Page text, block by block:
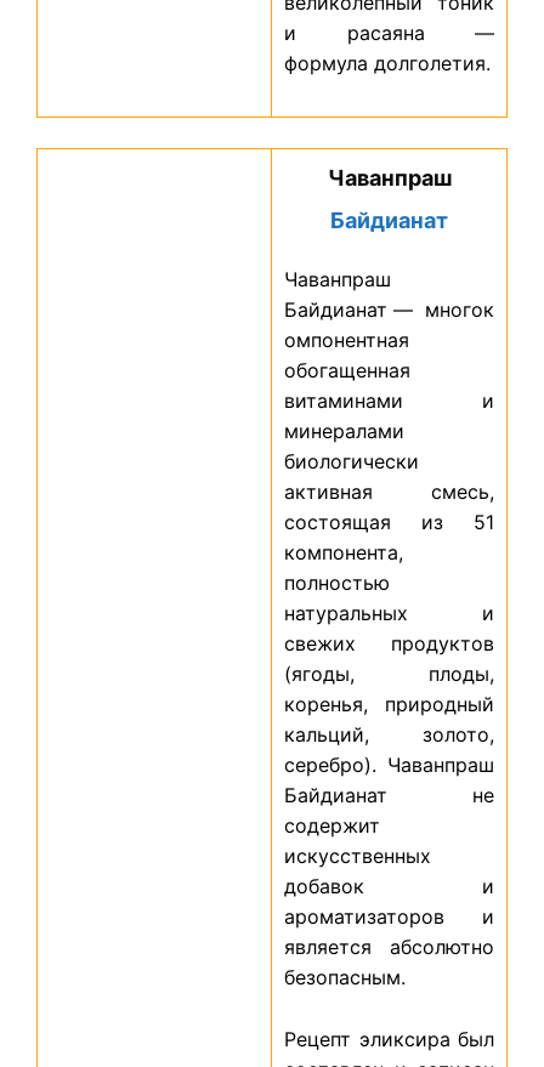
и расаяна —
формула долголетия.
Чаванпраш
Байдианат
Чаванпраш
Байдианат — многок
омпонентная
обогащенная
витаминами и
минералами
биологически
активная смесь,
состоящая из 51
компонента,
полностью
натуральных и
свежих продуктов
(ягоды, плоды,
коренья, природный
кальций, золото,
серебро). Чаванпраш
Байдианат не
содержит
искусственных
добавок и
ароматизаторов и
является абсолютно
безопасным.
Рецепт эликсира был